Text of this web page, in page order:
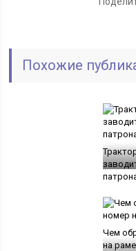
Похожие
Чем
на раме